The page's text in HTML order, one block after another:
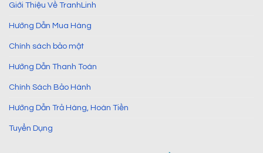
Giới Thiệu Về TranhLinh
Hướng Dẫn Mua Hàng
Chính sách bảo mật
Hướng Dẫn Thanh Toán
Chính Sách Bảo Hành
Hướng Dẫn Trả Hàng, Hoàn Tiền
Tuyển Dụng